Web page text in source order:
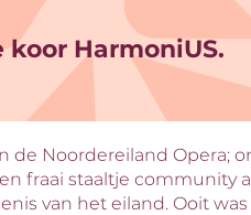
HarmoniUS.
de Noordereiland Opera;
fraai staaltje community
van het eiland. Ooit